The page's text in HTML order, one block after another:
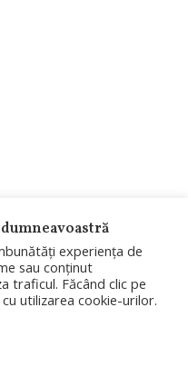
experiența de
sau conținut
traficul. Făcând clic pe
utilizarea cookie-urilor.